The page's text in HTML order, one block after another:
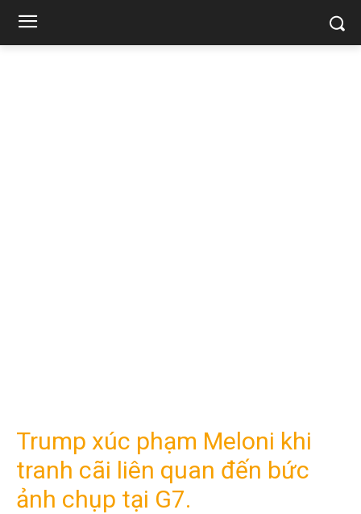
Trump xúc phạm Meloni khi
tranh cãi liên quan đến bức
ảnh chụp tại G7.